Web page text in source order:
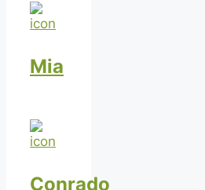
Mia
Conrado